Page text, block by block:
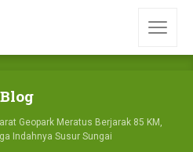
Blog
Geopark Meratus Berjarak 85 KM,
Indahnya Susur Sungai